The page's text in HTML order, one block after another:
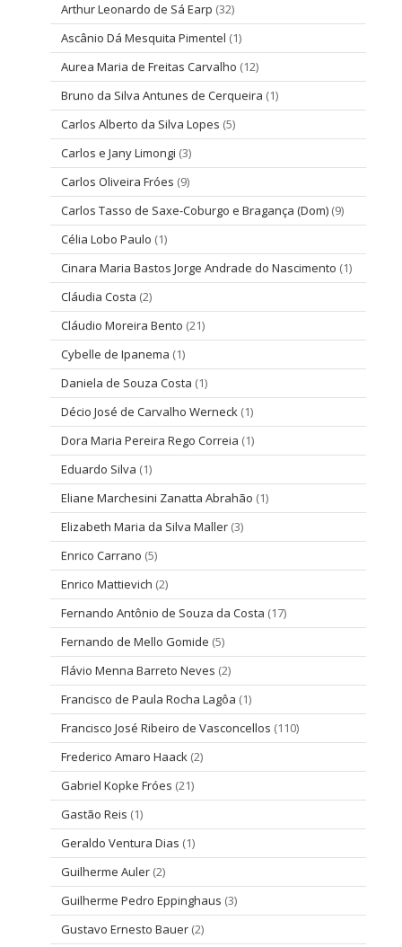
Arthur Leonardo de Sá Earp (32)
Ascânio Dá Mesquita Pimentel (1)
Aurea Maria de Freitas Carvalho (12)
Bruno da Silva Antunes de Cerqueira (1)
Carlos Alberto da Silva Lopes (5)
Carlos e Jany Limongi (3)
Carlos Oliveira Fróes (9)
Carlos Tasso de Saxe-Coburgo e Bragança (Dom) (9)
Célia Lobo Paulo (1)
Cinara Maria Bastos Jorge Andrade do Nascimento (1)
Cláudia Costa (2)
Cláudio Moreira Bento (21)
Cybelle de Ipanema (1)
Daniela de Souza Costa (1)
Décio José de Carvalho Werneck (1)
Dora Maria Pereira Rego Correia (1)
Eduardo Silva (1)
Eliane Marchesini Zanatta Abrahão (1)
Elizabeth Maria da Silva Maller (3)
Enrico Carrano (5)
Enrico Mattievich (2)
Fernando Antônio de Souza da Costa (17)
Fernando de Mello Gomide (5)
Flávio Menna Barreto Neves (2)
Francisco de Paula Rocha Lagôa (1)
Francisco José Ribeiro de Vasconcellos (110)
Frederico Amaro Haack (2)
Gabriel Kopke Fróes (21)
Gastão Reis (1)
Geraldo Ventura Dias (1)
Guilherme Auler (2)
Guilherme Pedro Eppinghaus (3)
Gustavo Ernesto Bauer (2)